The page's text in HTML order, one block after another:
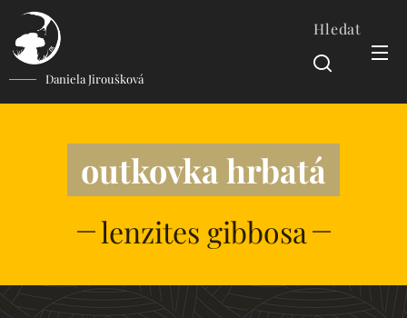
Daniela Jiroušková
Hledat
outkovka hrbatá
lenzites gibbosa